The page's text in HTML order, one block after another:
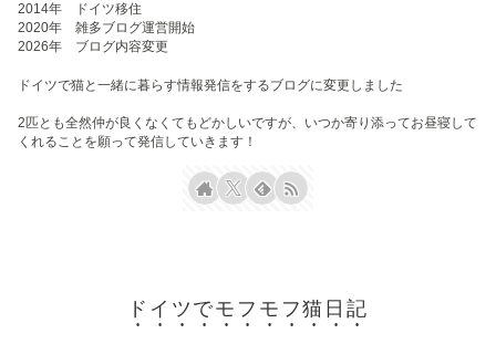
2014年 ドイツ移住
2020年 雑多ブログ運営開始
2026年 ブログ内容変更
ドイツで猫と一緒に暮らす情報発信をするブログに変更しました
2匹とも全然仲が良くなくてもどかしいですが、いつか寄り添ってお昼寝して
くれることを願って発信していきます！
ドイツでモフモフ猫日記